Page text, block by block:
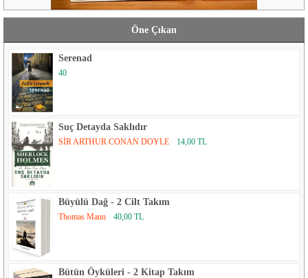
Öne Çıkan
Serenad
40
Suç Detayda Saklıdır
SİR ARTHUR CONAN DOYLE 14,00 TL
Büyülü Dağ - 2 Cilt Takım
Thomas Mann 40,00 TL
Bütün Öyküleri - 2 Kitap Takım